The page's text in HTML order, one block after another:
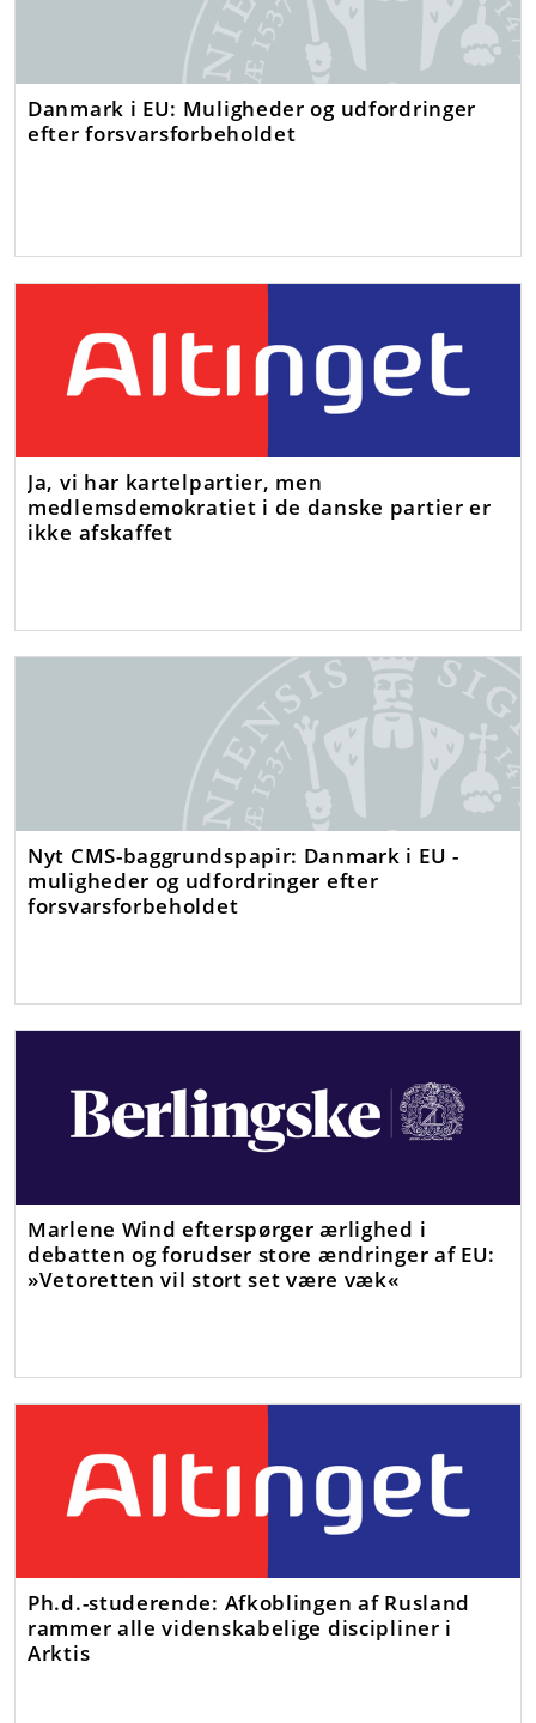
Danmark i EU: Muligheder og udfordringer
efter forsvarsforbeholdet
Ja, vi har kartelpartier, men
medlemsdemokratiet i de danske partier er
ikke afskaffet
Nyt CMS-baggrundspapir: Danmark i EU -
muligheder og udfordringer efter
forsvarsforbeholdet
Marlene Wind efterspørger ærlighed i
debatten og forudser store ændringer af EU:
»Vetoretten vil stort set være væk«
Ph.d.-studerende: Afkoblingen af Rusland
rammer alle videnskabelige discipliner i
Arktis